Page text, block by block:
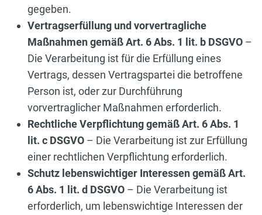
gegeben.
Vertragserfüllung und vorvertragliche
Maßnahmen gemäß Art. 6 Abs. 1 lit. b DSGVO –
Die Verarbeitung ist für die Erfüllung eines
Vertrags, dessen Vertragspartei die betroffene
Person ist, oder zur Durchführung
vorvertraglicher Maßnahmen erforderlich.
Rechtliche Verpflichtung gemäß Art. 6 Abs. 1
lit. c DSGVO – Die Verarbeitung ist zur Erfüllung
einer rechtlichen Verpflichtung erforderlich.
Schutz lebenswichtiger Interessen gemäß Art.
6 Abs. 1 lit. d DSGVO – Die Verarbeitung ist
erforderlich, um lebenswichtige Interessen der